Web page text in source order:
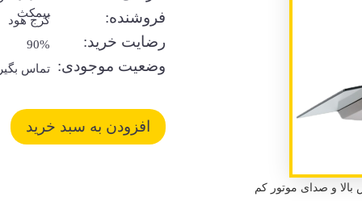
بیمکث
فروشنده: کرج هود
رضایت خرید: 90%
وضعیت موجودی: تماس